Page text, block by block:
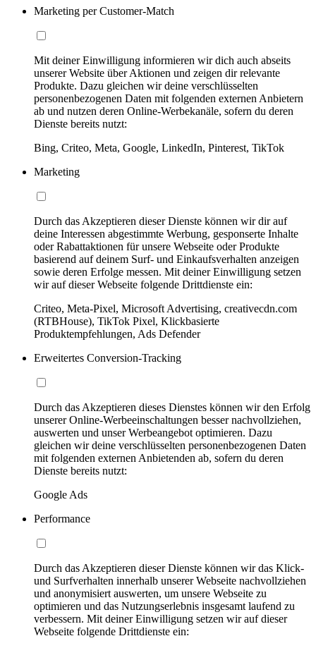
Marketing per Customer-Match
Mit deiner Einwilligung informieren wir dich auch abseits
unserer Website über Aktionen und zeigen dir relevante
Produkte. Dazu gleichen wir deine verschlüsselten
personenbezogenen Daten mit folgenden externen Anbietern
ab und nutzen deren Online-Werbekanäle, sofern du deren
Dienste bereits nutzt:
Bing, Criteo, Meta, Google, LinkedIn, Pinterest, TikTok
Marketing
Durch das Akzeptieren dieser Dienste können wir dir auf
deine Interessen abgestimmte Werbung, gesponserte Inhalte
oder Rabattaktionen für unsere Webseite oder Produkte
basierend auf deinem Surf- und Einkaufsverhalten anzeigen
sowie deren Erfolge messen. Mit deiner Einwilligung setzen
wir auf dieser Webseite folgende Drittdienste ein:
Criteo, Meta-Pixel, Microsoft Advertising, creativecdn.com
(RTBHouse), TikTok Pixel, Klickbasierte
Produktempfehlungen, Ads Defender
Erweitertes Conversion-Tracking
Durch das Akzeptieren dieses Dienstes können wir den Erfolg
unserer Online-Werbeeinschaltungen besser nachvollziehen,
auswerten und unser Werbeangebot optimieren. Dazu
gleichen wir deine verschlüsselten personenbezogenen Daten
mit folgenden externen Anbietenden ab, sofern du deren
Dienste bereits nutzt:
Google Ads
Performance
Durch das Akzeptieren dieser Dienste können wir das Klick-
und Surfverhalten innerhalb unserer Webseite nachvollziehen
und anonymisiert auswerten, um unsere Webseite zu
optimieren und das Nutzungserlebnis insgesamt laufend zu
verbessern. Mit deiner Einwilligung setzen wir auf dieser
Webseite folgende Drittdienste ein: